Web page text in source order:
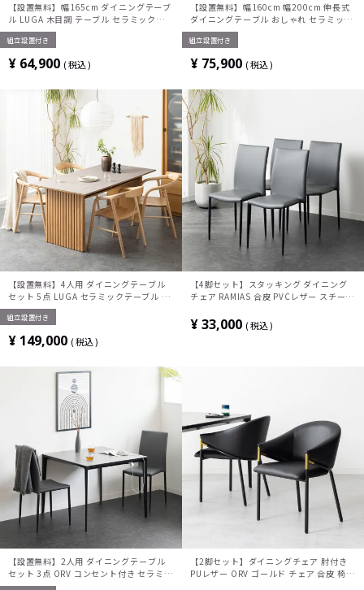
【設置無料】幅165cm ダイニングテーブ
ル LUGA 木目調 テーブル セラミック天板
棚付き 長方形 石目調テーブル おしゃれ
食卓テーブル 和モダン グレー ブラック
組立設置付き
¥ 64,900 税込
【設置無料】幅160cm 幅200cm 伸長式
ダイニングテーブル おしゃれ セラミック
天板 テーブル エクステンション 4人掛け
6人掛け モダン グレー (センター伸長)
組立設置付き
¥ 75,900 税込
【設置無料】4人用 ダイニングテーブル
セット 5点 LUGA セラミックテーブル お
しゃれ ダイニングチェア 和モダン ナチュ
ラル ブラウン(幅165cm 食卓テーブル
×1 食卓椅子×4)
組立設置付き
¥ 149,000 税込
【4脚セット】スタッキング ダイニング
チェア RAMIAS 合皮 PVCレザー スチール
ビング椅子 食卓椅子 おしゃれ グレー 完
成品
¥33,000 税込
【設置無料】2人用 ダイニングテーブル
セット 3点 ORV コンセント付き セラミッ
クテーブル モダン スタッキング ダイニン
【2脚セット】ダイニングチェア 肘付き
PUレザー ORV ゴールド チェア 合皮 椅子